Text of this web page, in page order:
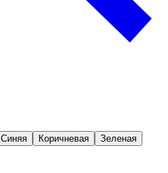
Синяя Коричневая Зеленая